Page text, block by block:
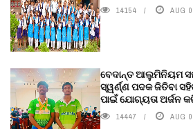
14154 AUG
ବେଦାନ୍ତ ଆଲୁମିନିୟମ
ସ୍ୱର୍ଣ୍ଣ ପଦକ ଜିତିବା
ପାଇଁ ଯୋଗ୍ୟତା ଅର୍ଜନ
14447 AUG